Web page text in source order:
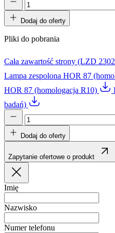
Dodaj do oferty
Pliki do pobrania
Cała zawartość strony (LZD
Lampa zespolona HOR 87
HOR 87 (homologacja R10)
badań)
Dodaj do oferty
Zapytanie ofertowe o produkt
Imię
Nazwisko
Numer telefonu